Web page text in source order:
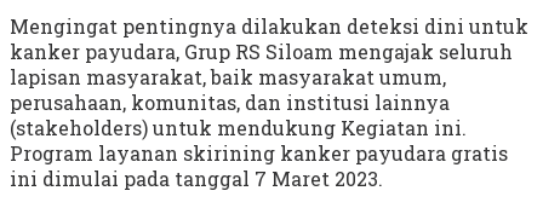
Mengingat pentingnya dilakukan deteksi dini untuk
kanker payudara, Grup RS Siloam mengajak seluruh
lapisan masyarakat, baik masyarakat umum,
perusahaan, komunitas, dan institusi lainnya
(stakeholders) untuk mendukung Kegiatan ini.
Program layanan skirining kanker payudara gratis
ini dimulai pada tanggal 7 Maret 2023.